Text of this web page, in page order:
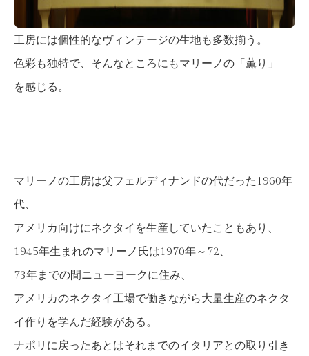
工房には個性的なヴィンテージの生地も多数揃う。
色彩も独特で、そんなところにもマリーノの「薫り」
を感じる。
マリーノの工房は父フェルディナンドの代だった1960年
代、
アメリカ向けにネクタイを生産していたこともあり、
1945年生まれのマリーノ氏は1970年～72、
73年までの間ニューヨークに住み、
アメリカのネクタイ工場で働きながら大量生産のネクタ
イ作りを学んだ経験がある。
ナポリに戻ったあとはそれまでのイタリアとの取り引き